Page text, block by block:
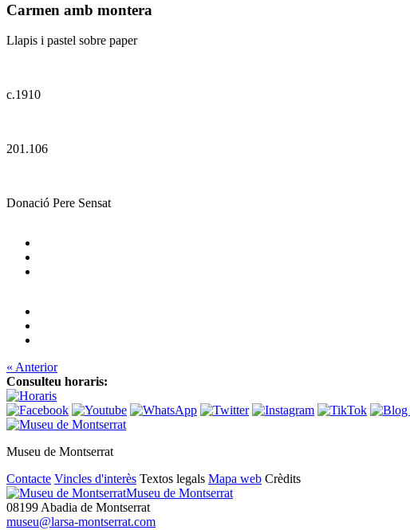
Carmen amb montera
Llapis i pastel sobre paper
c.1910
201.106
Donació Pere Sensat
« Anterior
Consulteu horaris:
Museu de Montserrat
Contacte Vincles d'interès Textos legals Mapa web Crèdits
Museu de Montserrat
08199 Abadia de Montserrat
museu@larsa-montserrat.com